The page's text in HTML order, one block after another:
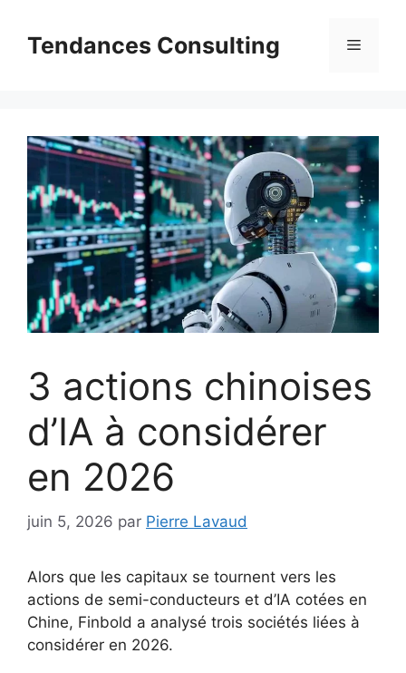
contenuTendances Consulting Menu
3 actions chinoises
d’IA à considérer
en 2026
juin 5, 2026 par Pierre Lavaud
Alors que les capitaux se tournent vers les
actions de semi-conducteurs et d’IA cotées en
Chine, Finbold a analysé trois sociétés liées à
considérer en 2026.